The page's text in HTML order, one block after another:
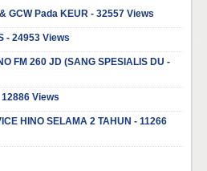
GCW Pada KEUR - 32557 Views
- 24953 Views
FM 260 JD (SANG SPESIALIS DU -
Views
HINO SELAMA 2 TAHUN - 11266